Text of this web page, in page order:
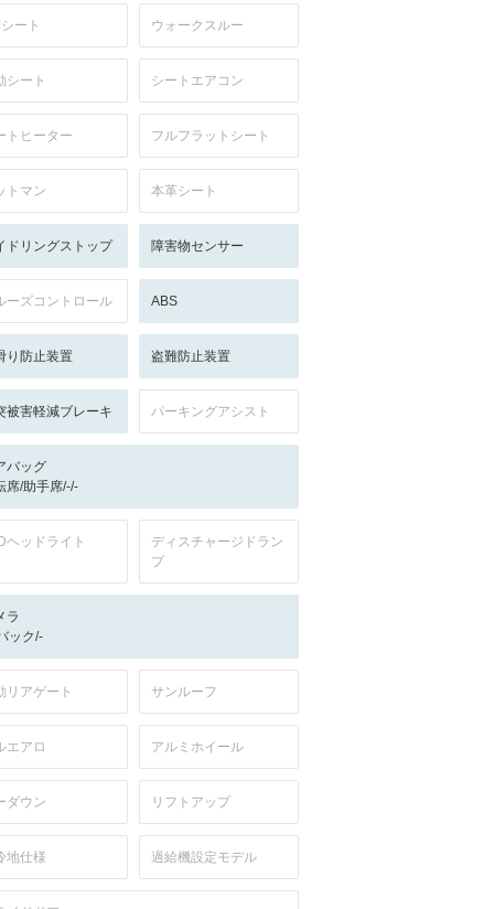
ート ウォークスルー
シート シートエアコン
トヒーター フルフラットシート
トマン 本革シート
ドリングストップ 障害物センサー
ーズコントロール ABS
り防止装置 盗難防止装置
被害軽減ブレーキ パーキングアシスト
バッグ
席/助手席/-/-
ヘッドライト
ディスチャージドラン
プ
ラ
ック/-
リアゲート サンルーフ
エアロ アルミホイール
ダウン リフトアップ
地仕様 過給機設定モデル